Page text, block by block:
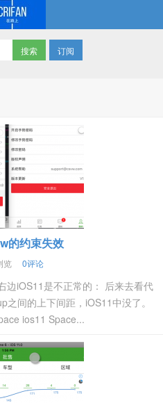
订阅
的约束失效
览 0评论
边iOS11是不正常的： 后来去看代
间的上下间距，iOS11中没了。
ios11 Space...